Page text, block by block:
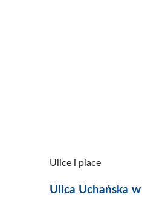
Ulice i place
Ulica Uchańska